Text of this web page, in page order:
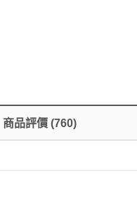
商品評價(760)